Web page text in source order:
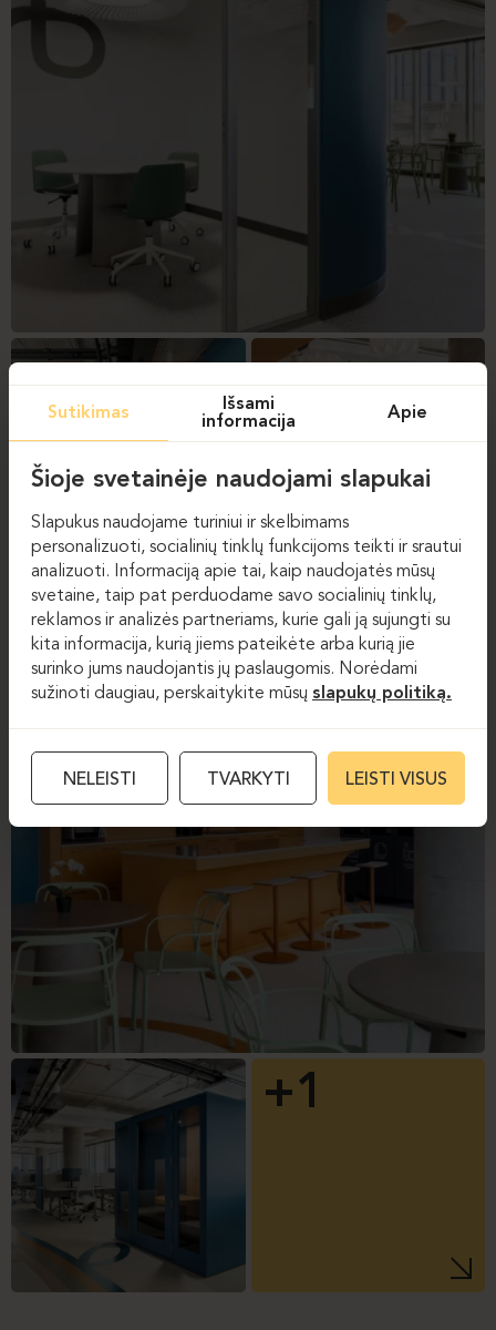
+1
Sutikimas
Išsami
informacija
Apie
Šioje svetainėje naudojami slapukai
Slapukus naudojame turiniui ir skelbimams
personalizuoti, socialinių tinklų funkcijoms teikti ir srautui
analizuoti. Informaciją apie tai, kaip naudojatės mūsų
svetaine, taip pat perduodame savo socialinių tinklų,
reklamos ir analizės partneriams, kurie gali ją sujungti su
kita informacija, kurią jiems pateikėte arba kurią jie
surinko jums naudojantis jų paslaugomis. Norėdami
sužinoti daugiau, perskaitykite mūsų slapukų politiką.
NELEISTI TVARKYTI LEISTI VISUS